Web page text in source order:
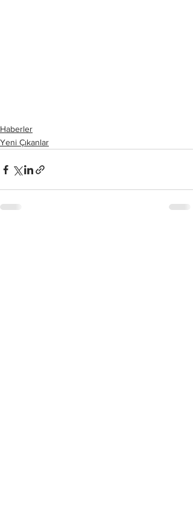
Haberler
Yeni Çıkanlar